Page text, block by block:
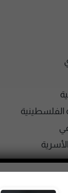
الفلسطينية